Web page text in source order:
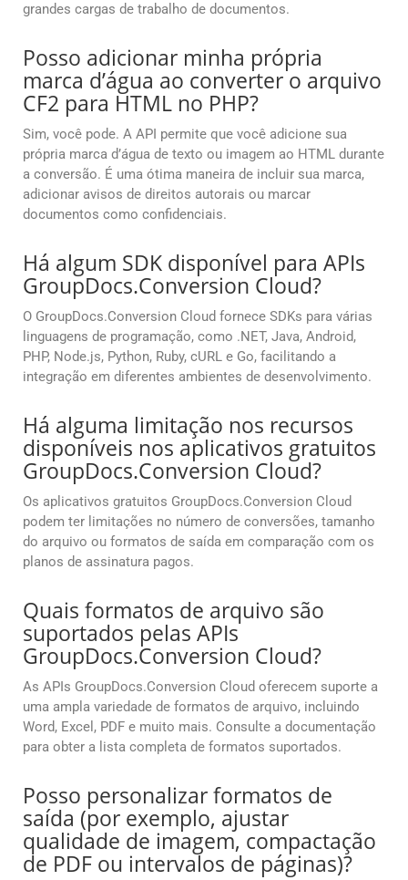
grandes cargas de trabalho de documentos.
Posso adicionar minha própria
marca d’água ao converter o arquivo
CF2 para HTML no PHP?
Sim, você pode. A API permite que você adicione sua
própria marca d’água de texto ou imagem ao HTML durante
a conversão. É uma ótima maneira de incluir sua marca,
adicionar avisos de direitos autorais ou marcar
documentos como confidenciais.
Há algum SDK disponível para APIs
GroupDocs.Conversion Cloud?
O GroupDocs.Conversion Cloud fornece SDKs para várias
linguagens de programação, como .NET, Java, Android,
PHP, Node.js, Python, Ruby, cURL e Go, facilitando a
integração em diferentes ambientes de desenvolvimento.
Há alguma limitação nos recursos
disponíveis nos aplicativos gratuitos
GroupDocs.Conversion Cloud?
Os aplicativos gratuitos GroupDocs.Conversion Cloud
podem ter limitações no número de conversões, tamanho
do arquivo ou formatos de saída em comparação com os
planos de assinatura pagos.
Quais formatos de arquivo são
suportados pelas APIs
GroupDocs.Conversion Cloud?
As APIs GroupDocs.Conversion Cloud oferecem suporte a
uma ampla variedade de formatos de arquivo, incluindo
Word, Excel, PDF e muito mais. Consulte a documentação
para obter a lista completa de formatos suportados.
Posso personalizar formatos de
saída (por exemplo, ajustar
qualidade de imagem, compactação
de PDF ou intervalos de páginas)?